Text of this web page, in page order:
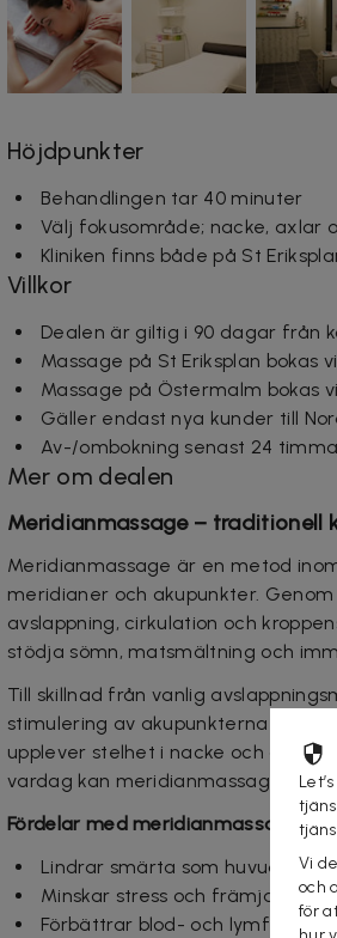
Höjdpunkter
Behandlingen tar 40 minuter
Välj fokusområde; nacke, axlar
Kliniken finns både på St
Villkor
Dealen är giltig i 90 dagar från
Massage på St Eriksplan bokas
Massage på Östermalm bokas
Gäller endast nya kunder till
Av-/ombokning senast 24
Mer om dealen
Meridianmassage – traditionell
Meridianmassage är en metod
meridianer och akupunkter.
avslappning, cirkulation och
stödja sömn, matsmältning och
Till skillnad från vanlig
stimulering av akupunkterna och
upplever stelhet i nacke och axlar
vardag kan meridianmassage ge
Fördelar med meridianmassage
Lindrar smärta som huvudvärk,
Minskar stress och främjar
Förbättrar blod- och
Vi
och
för